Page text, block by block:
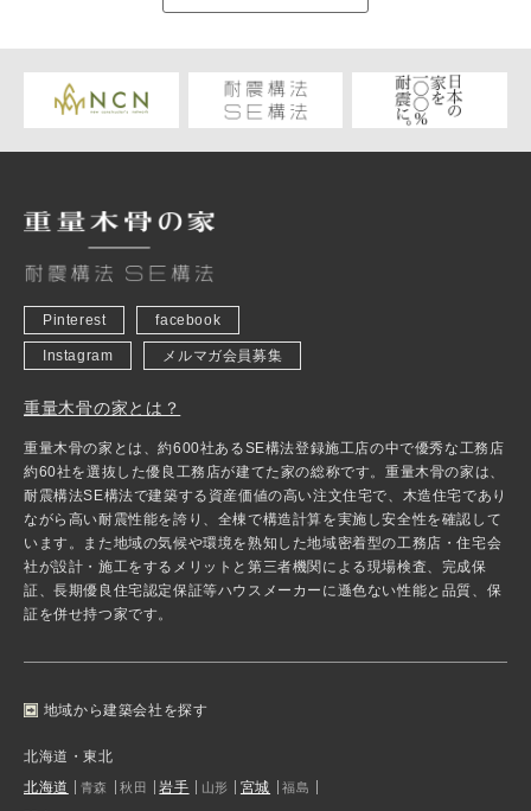
Pinterest facebook
Instagram メルマガ会員募集
重量木骨の家とは？
重量木骨の家とは、約600社あるSE構法登録施工店の中で優秀な工務店
約60社を選抜した優良工務店が建てた家の総称です。重量木骨の家は、
耐震構法SE構法で建築する資産価値の高い注文住宅で、木造住宅であり
ながら高い耐震性能を誇り、全棟で構造計算を実施し安全性を確認して
います。また地域の気候や環境を熟知した地域密着型の工務店・住宅会
社が設計・施工をするメリットと第三者機関による現場検査、完成保
証、長期優良住宅認定保証等ハウスメーカーに遜色ない性能と品質、保
証を併せ持つ家です。
地域から建築会社を探す
北海道・東北
北海道
青森 秋田 岩手 山形 宮城 福島